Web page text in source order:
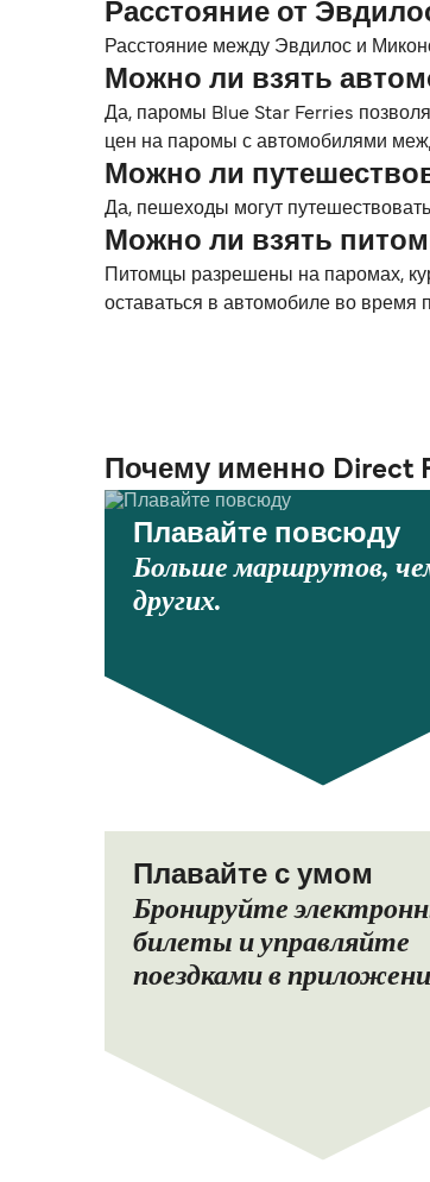
Расстояние от
Расстояние между Эвдилос и
Можно ли взять
Да, паромы Blue Star Ferries
цен на паромы с автомобилями
Можно ли
Да, пешеходы могут
Можно ли взять
Питомцы разрешены на паромах,
оставаться в автомобиле во время
Почему именно Direct
Плавайте повсюду
Больше маршрутов,
других.
Плавайте с умом
Бронируйте
билеты и управляйте
поездками в